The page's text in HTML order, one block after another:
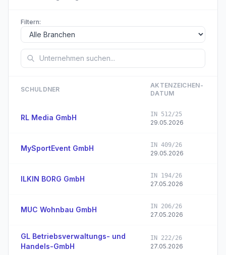
Filtern:
SCHULDNER
AKTENZEICHEN­
DATUM
RL Media GmbH IN 512/25
29.05.2026
MySportEvent GmbH IN 409/26
29.05.2026
ILKIN BORG GmbH IN 194/26
27.05.2026
MUC Wohnbau GmbH IN 206/26
27.05.2026
GL Betriebsverwaltungs- und
Handels-GmbH
IN 222/26
27.05.2026